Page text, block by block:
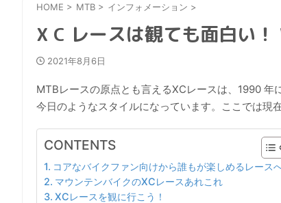
HOME > MTB > インフォメーション >
X C レースは観ても面白い！
2021年8月6日
MTBレースの原点とも言えるXCレースは、1990 年
今日のようなスタイルになっています。ここでは現
CONTENTS
コアなバイクファン向けから誰もが楽しめるレース
マウンテンバイクのXCレースあれこれ
XCレースを観に行こう！